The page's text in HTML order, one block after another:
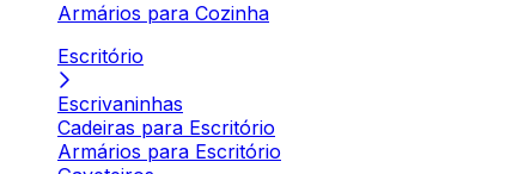
Armários para Cozinha
Escritório
Escrivaninhas
Cadeiras para Escritório
Armários para Escritório